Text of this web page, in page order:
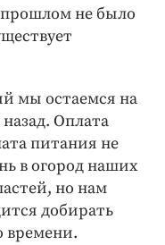
не было
мы остаемся на
Оплата
питания не
в огород наших
но нам
добирать
времени.